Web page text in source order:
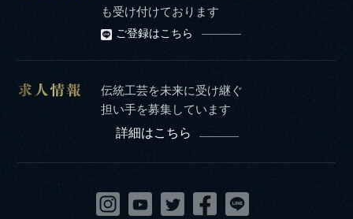
も受け付けております
ご登録はこちら
伝統工芸を未来に受け継ぐ
担い手を募集しています
詳細はこちら